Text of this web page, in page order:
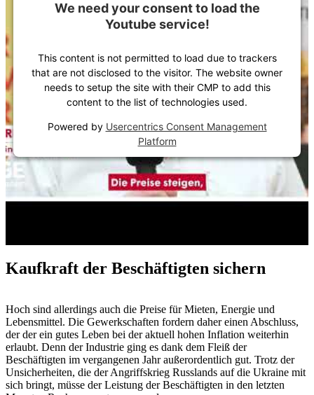
We need your consent to load the
Youtube service!
This content is not permitted to load due to trackers
that are not disclosed to the visitor. The website owner
needs to setup the site with their CMP to add this
content to the list of technologies used.
Powered by Usercentrics Consent Management
Platform
Kaufkraft der Beschäftigten sichern
Hoch sind allerdings auch die Preise für Mieten, Energie und
Lebensmittel. Die Gewerkschaften fordern daher einen Abschluss,
der der ein gutes Leben bei der aktuell hohen Inflation weiterhin
erlaubt. Denn der Industrie ging es dank dem Fleiß der
Beschäftigten im vergangenen Jahr außerordentlich gut. Trotz der
Unsicherheiten, die der Angriffskrieg Russlands auf die Ukraine mit
sich bringt, müsse der Leistung der Beschäftigten in den letzten